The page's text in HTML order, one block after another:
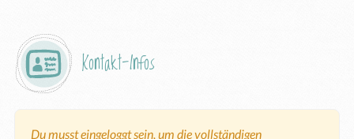
Kontakt-Infos
Du musst eingeloggt sein, um die vollständigen